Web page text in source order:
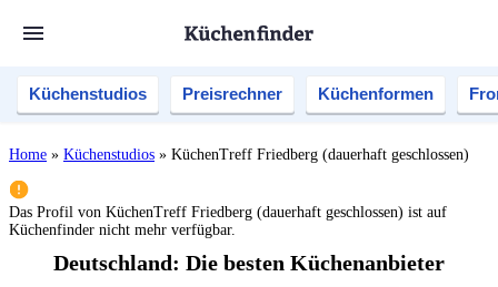
Küchenstudios Preisrechner Küchenformen
Home » Küchenstudios » KüchenTreff Friedberg (dauerhaft geschlossen)
Das Profil von KüchenTreff Friedberg (dauerhaft geschlossen) ist auf
Küchenfinder nicht mehr verfügbar.
Deutschland: Die besten Küchenanbieter